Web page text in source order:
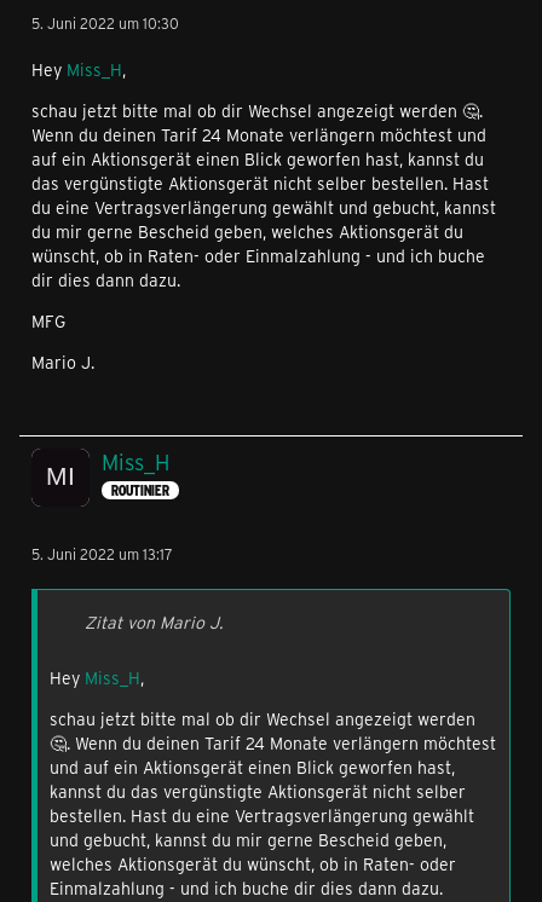
5. Juni 2022 um 10:30
Hey Miss_H,
schau jetzt bitte mal ob dir Wechsel angezeigt werden 🤔.
Wenn du deinen Tarif 24 Monate verlängern möchtest und
auf ein Aktionsgerät einen Blick geworfen hast, kannst du
das vergünstigte Aktionsgerät nicht selber bestellen. Hast
du eine Vertragsverlängerung gewählt und gebucht, kannst
du mir gerne Bescheid geben, welches Aktionsgerät du
wünscht, ob in Raten- oder Einmalzahlung - und ich buche
dir dies dann dazu.
MFG
Mario J.
Miss_H
ROUTINIER
5. Juni 2022 um 13:17
Zitat von Mario J.
Hey Miss_H,
schau jetzt bitte mal ob dir Wechsel angezeigt werden
🤔. Wenn du deinen Tarif 24 Monate verlängern möchtest
und auf ein Aktionsgerät einen Blick geworfen hast,
kannst du das vergünstigte Aktionsgerät nicht selber
bestellen. Hast du eine Vertragsverlängerung gewählt
und gebucht, kannst du mir gerne Bescheid geben,
welches Aktionsgerät du wünscht, ob in Raten- oder
Einmalzahlung - und ich buche dir dies dann dazu.